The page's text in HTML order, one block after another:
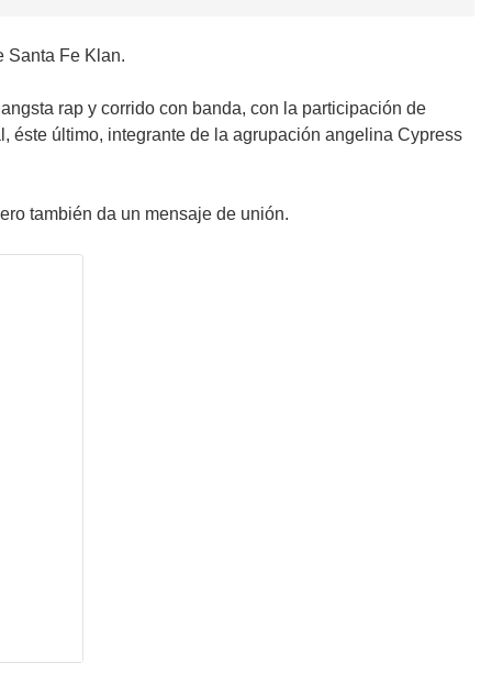
Santa Fe Klan.
rap y corrido con banda, con la participación de
éste último, integrante de la agrupación angelina Cypress
también da un mensaje de unión.